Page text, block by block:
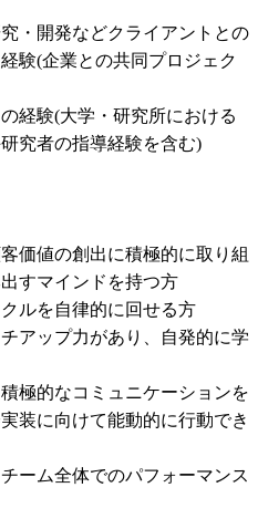
・開発などクライアントとの
験(企業との共同プロジェク
経験(大学・研究所における
究者の指導経験を含む)
価値の創出に積極的に取り組
すマインドを持つ方
ルを自律的に回せる方
アップ力があり、自発的に学
極的なコミュニケーションを
装に向けて能動的に行動でき
ーム全体でのパフォーマンス